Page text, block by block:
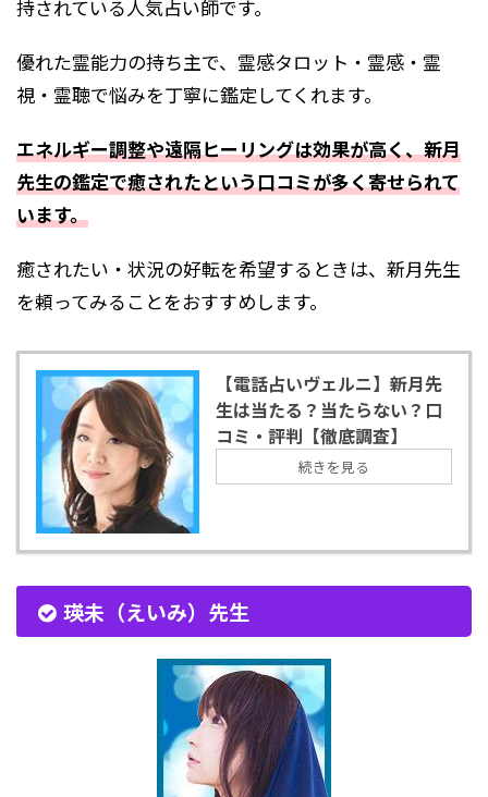
持されている人気占い師です。
優れた霊能力の持ち主で、霊感タロット・霊感・霊
視・霊聴で悩みを丁寧に鑑定してくれます。
エネルギー調整や遠隔ヒーリングは効果が高く、新月
先生の鑑定で癒されたという口コミが多く寄せられて
います。
癒されたい・状況の好転を希望するときは、新月先生
を頼ってみることをおすすめします。
【電話占いヴェルニ】新月先
生は当たる？当たらない？口
コミ・評判【徹底調査】
続きを見る
瑛未（えいみ）先生